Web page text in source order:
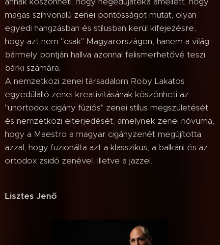
magas színvonalú zenei pontosságot mutat, olyan
egyedi hangzásban és stílusban kerül kifejezésre,
hogy azt nem "csak" Magyarországon, hanem a világ
bármely pontján hallva azonnal felismerhetővé teszi
bárki számára.
A nemzetközi zenei társadalom Roby Lakatos
egyedülálló zenei kreativitásának köszönheti az
"unortodox cigány fúziós" zenei stílus megszületését
és nemzetközi elterjedését, amelynek zenei nóvuma,
hogy a Maestro a magyar cigányzenét megújította
azzal, hogy fuzionálta azt a klasszikus, a balkáni és az
ortodox zsidó zenével, illetve a jazzel.
Lisztes Jenő